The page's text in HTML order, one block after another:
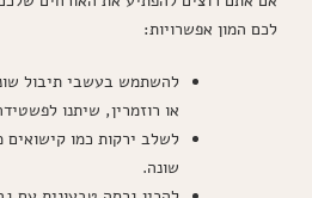
לכם המון אפשרויות:
להשתמש בעשבי תיבול
או רוזמרין, שיתנו
לשלב ירקות כמו קישואים
שונה.